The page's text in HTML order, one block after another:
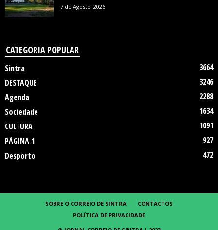
7 de Agosto, 2026
CATEGORIA POPULAR
Sintra
3664
DESTAQUE
3246
Agenda
2288
Sociedade
1634
CULTURA
1091
PÁGINA 1
927
Desporto
472
SOBRE O CORREIO DE SINTRA
CONTACTOS
POLÍTICA DE PRIVACIDADE